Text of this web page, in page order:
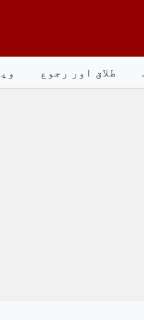
طلاق اور رجوع